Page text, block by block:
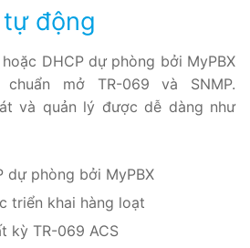
động
DHCP dự phòng bởi MyPBX
mở TR-069 và SNMP.
và quản lý được dễ dàng như
dự phòng bởi MyPBX
triển khai hàng loạt
kỳ TR-069 ACS